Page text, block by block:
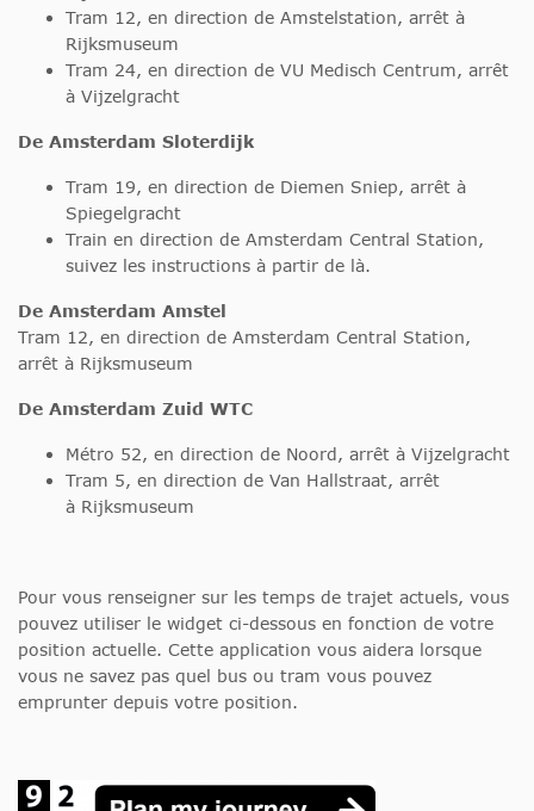
Tram 12, en direction de Amstelstation, arrêt à
Rijksmuseum
Tram 24, en direction de VU Medisch Centrum, arrêt
à Vijzelgracht
De Amsterdam Sloterdijk
Tram 19, en direction de Diemen Sniep, arrêt à
Spiegelgracht
Train en direction de Amsterdam Central Station,
suivez les instructions à partir de là.
De Amsterdam Amstel
Tram 12, en direction de Amsterdam Central Station,
arrêt à Rijksmuseum
De Amsterdam Zuid WTC
Métro 52, en direction de Noord, arrêt à Vijzelgracht
Tram 5, en direction de Van Hallstraat, arrêt
à Rijksmuseum
Pour vous renseigner sur les temps de trajet actuels, vous
pouvez utiliser le widget ci-dessous en fonction de votre
position actuelle. Cette application vous aidera lorsque
vous ne savez pas quel bus ou tram vous pouvez
emprunter depuis votre position.